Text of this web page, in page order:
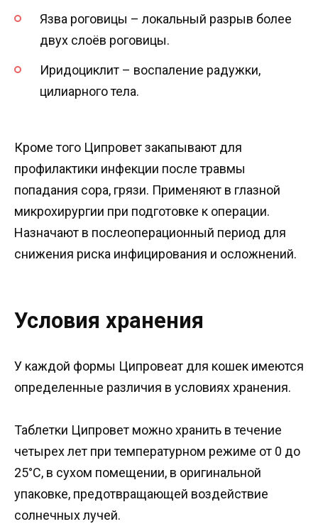
Язва роговицы – локальный разрыв более
двух слоёв роговицы.
Иридоциклит – воспаление радужки,
цилиарного тела.
Кроме того Ципровет закапывают для
профилактики инфекции после травмы
попадания сора, грязи. Применяют в глазной
микрохирургии при подготовке к операции.
Назначают в послеоперационный период для
снижения риска инфицирования и осложнений.
Условия хранения
У каждой формы Ципровеат для кошек имеются
определенные различия в условиях хранения.
Таблетки Ципровет можно хранить в течение
четырех лет при температурном режиме от 0 до
25°C, в сухом помещении, в оригинальной
упаковке, предотвращающей воздействие
солнечных лучей.